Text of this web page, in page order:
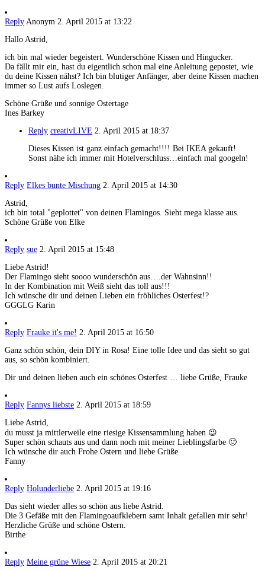
Reply Anonym 2. April 2015 at 13:22
Hallo Astrid,
ich bin mal wieder begeistert. Wunderschöne Kissen und Hingucker.
Da fällt mir ein, hast du eigentlich schon mal eine Anleitung gepostet, wie
du deine Kissen nähst? Ich bin blutiger Anfänger, aber deine Kissen machen
immer so Lust aufs Loslegen.
Schöne Grüße und sonnige Ostertage
Ines Barkey
Reply creativLIVE 2. April 2015 at 18:37
Dieses Kissen ist ganz einfach gemacht!!!! Bei IKEA gekauft!
Sonst nähe ich immer mit Hotelverschluss…einfach mal googeln!
Reply Elkes bunte Mischung 2. April 2015 at 14:30
Astrid,
ich bin total "geplottet" von deinen Flamingos. Sieht mega klasse aus.
Schöne Grüße von Elke
Reply sue 2. April 2015 at 15:48
Liebe Astrid!
Der Flamingo sieht soooo wunderschön aus….der Wahnsinn!!
In der Kombination mit Weiß sieht das toll aus!!!
Ich wünsche dir und deinen Lieben ein fröhliches Osterfest!?
GGGLG Karin
Reply Frauke it's me! 2. April 2015 at 16:50
Ganz schön schön, dein DIY in Rosa! Eine tolle Idee und das sieht so gut
aus, so schön kombiniert.
Dir und deinen lieben auch ein schönes Osterfest … liebe Grüße, Frauke
Reply Fannys liebste 2. April 2015 at 18:59
Liebe Astrid,
du musst ja mittlerweile eine riesige Kissensammlung haben 😉
Super schön schauts aus und dann noch mit meiner Lieblingsfarbe 🙂
Ich wünsche dir auch Frohe Ostern und liebe Grüße
Fanny
Reply Holunderliebe 2. April 2015 at 19:16
Das sieht wieder alles so schön aus liebe Astrid.
Die 3 Gefäße mit den Flamingoaufklebern samt Inhalt gefallen mir sehr!
Herzliche Grüße und schöne Ostern.
Birthe
Reply Meine grüne Wiese 2. April 2015 at 20:21